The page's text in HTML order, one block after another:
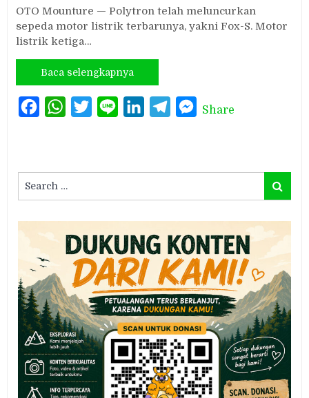
OTO Mounture — Polytron telah meluncurkan
sepeda motor listrik terbarunya, yakni Fox-S. Motor
listrik ketiga…
Baca selengkapnya
FacebookWhatsAppTwitterLine LinkedInTelegramMessenger
Share
for:
Search